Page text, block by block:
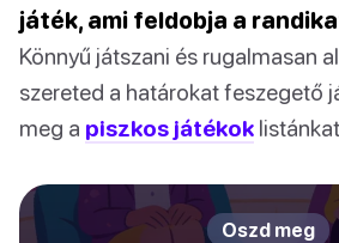
játék, ami feldobja a
Könnyű játszani és rugalmasan
szereted a határokat feszegető
meg a piszkos játékok
Oszd meg